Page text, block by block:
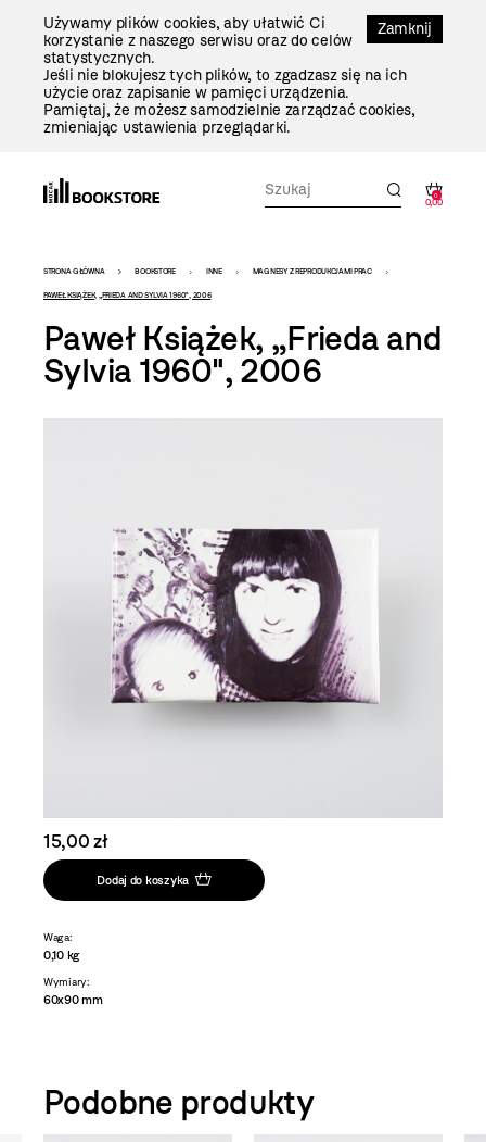
Zamknij
Używamy plików cookies, aby ułatwić Ci
korzystanie z naszego serwisu oraz do celów
statystycznych.
Jeśli nie blokujesz tych plików, to zgadzasz się na ich
użycie oraz zapisanie w pamięci urządzenia.
Pamiętaj, że możesz samodzielnie zarządzać cookies,
zmieniając ustawienia przeglądarki.
0
0,00
Bookstore
-
szablon
szczegóły
STRONA GŁÓWNA BOOKSTORE INNE MAGNESY Z REPRODUKCJAMI PRAC
PAWEŁ KSIĄŻEK, „FRIEDA AND SYLVIA 1960", 2006
Paweł Książek, „Frieda and
Sylvia 1960", 2006
15,00 zł
Dodaj do koszyka
Waga:
0,10 kg
Wymiary:
60x90 mm
Podobne produkty